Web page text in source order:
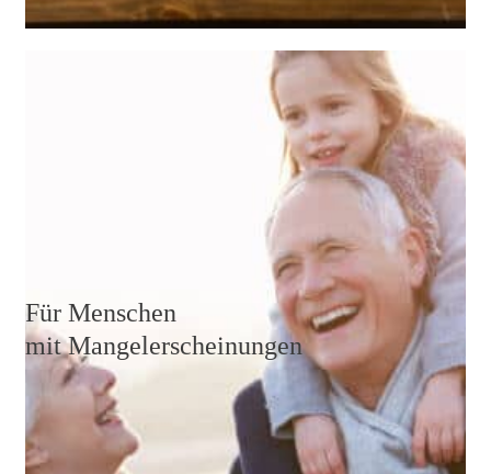
Vor allem, wenn ungesunde und schmerzfördernde
Verhaltensweisen über viele Jahre beibehalten wurden,
ist es im Alter wichtig, mit wichtigen Nährstoffen und
Für Menschen
mit Mangelerscheinungen